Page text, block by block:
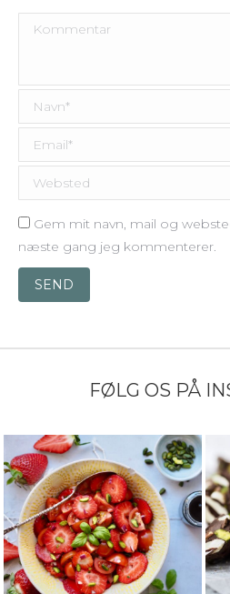
Kommentar
Navn *
Email *
Websted
Gem mit navn, mail og
næste gang jeg kommenterer.
SEND
FØLG OS PÅ